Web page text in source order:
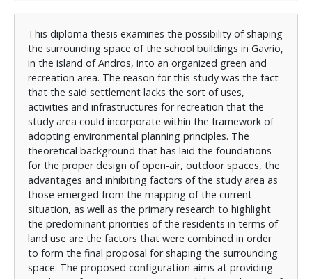
πρόταση διαμόρφωσης του περιβάλλοντα χώρου. Η
εν λόγω διαμόρφωση στοχεύει στην εξασφάλιση
συνθηκών για άθληση, αναψυχή και εμπλουτισμό της
καθημερινότητας των κατοίκων με δραστηριότητες
που στερούνται έναντι των κατοίκων των αστικών
κέντρων. Συμπληρωματικά, ο κατάλληλος
περιβαλλοντικός σχεδιασμός μπορεί να ενισχύσει
την ανάπτυξη και εξέλιξη του οικισμού και να
προωθήσει την κοινωνική, οικονομική και
περιβαλλοντική βιωσιμότητα της περιοχής με βάση
τις αρχές της αειφορίας. Απώτερος όμως σκοπός
είναι η αφύπνιση της τοπικής κοινωνία για υιοθέτηση
αντίστοιχων δράσεων που να στοχεύουν στην
αξιοποίηση των ελεύθερων χώρων του οικισμού
προς όφελος της ανάδειξης του τόπου ως
επιθυμητός προορισμός για τους επισκέπτες.
Τhis diploma thesis examines the possibility of shaping
the surrounding space of the school buildings in Gavrio,
in the island of Andros, into an organized green and
recreation area. The reason for this study was the fact
that the said settlement lacks the sort of uses,
activities and infrastructures for recreation that the
study area could incorporate within the framework of
adopting environmental planning principles. The
theoretical background that has laid the foundations
for the proper design of open-air, outdoor spaces, the
advantages and inhibiting factors of the study area as
those emerged from the mapping of the current
situation, as well as the primary research to highlight
the predominant priorities of the residents in terms of
land use are the factors that were combined in order
to form the final proposal for shaping the surrounding
space. The proposed configuration aims at providing